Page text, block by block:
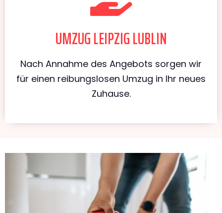
UMZUG LEIPZIG LUBLIN
Nach Annahme des Angebots sorgen wir
für einen reibungslosen Umzug in Ihr neues
Zuhause.